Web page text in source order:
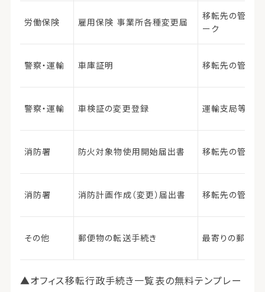
労働保険 雇用保険 事業所各種変更届
移転先の管轄
ーク
警察・運輸 車庫証明 移転先の管轄
警察・運輸 車検証の変更登録 運輸支局等
消防署 防火対象物使用開始届出書 移転先の管轄
消防署 消防計画作成（変更）届出書 移転先の管轄
その他 郵便物の転送手続き 最寄りの郵便局
▲オフィス移転行政手続き一覧表の無料テンプレー